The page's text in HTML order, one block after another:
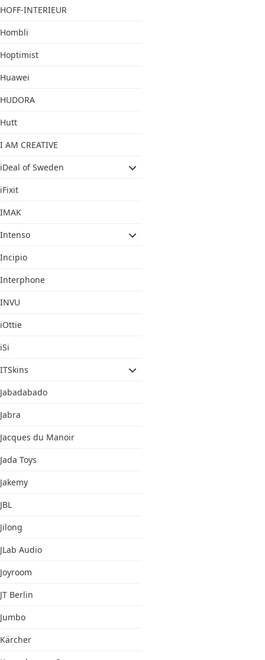
HOFF-INTERIEUR
Hombli
Hoptimist
Huawei
HUDORA
Hutt
I AM CREATIVE
iDeal of Sweden
iFixit
IMAK
Intenso
Incipio
Interphone
INVU
iOttie
iSi
ITSkins
Jabadabado
Jabra
Jacques du Manoir
Jada Toys
Jakemy
JBL
Jilong
JLab Audio
Joyroom
JT Berlin
Jumbo
Kärcher